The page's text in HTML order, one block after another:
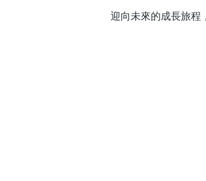
迎向未來的成長旅程